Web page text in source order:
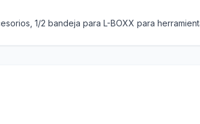
1/2 bandeja para L-BOXX para